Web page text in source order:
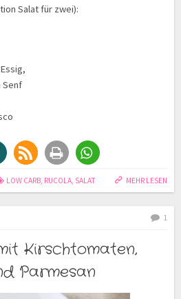
Salat für zwei):
Senf
MEHR LESEN
LOW CARB, RUCOLA, SALAT
1
Kirschtomaten,
Parmesan